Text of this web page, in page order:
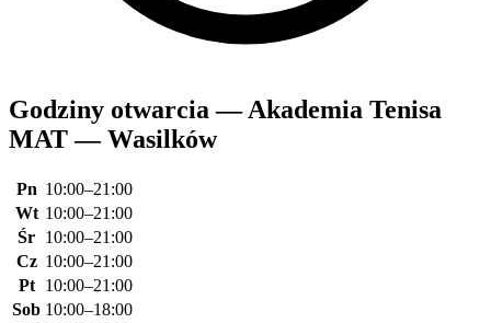
Godziny otwarcia — Akademia Tenisa
MAT — Wasilków
Pn 10:00–21:00
Wt 10:00–21:00
Śr 10:00–21:00
Cz 10:00–21:00
Pt
10:00–21:00
Sob 10:00–18:00